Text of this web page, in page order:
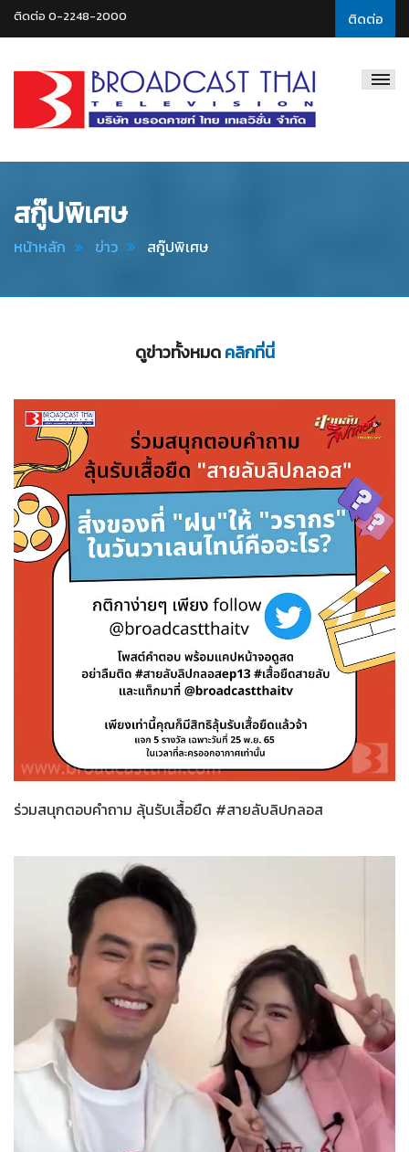
ติดต่อ
ติดต่อ 0-2248-2000
Thai
สกู๊ปพิเศษ
หน้าหลัก ข่าว สกู๊ปพิเศษ
ดูข่าวทั้งหมดคลิกที่นี่
25-11-2565 สายลับลิปกลอส
ร่วมสนุกตอบคำถาม ลุ้นรับเสื้อยืด #สายลับลิปกลอส